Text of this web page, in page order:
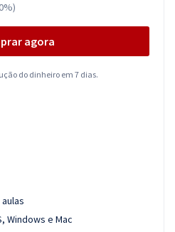
agora
do dinheiro em 7 dias.
Windows e Mac